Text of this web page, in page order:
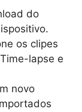
do
os clipes
lapse e
novo